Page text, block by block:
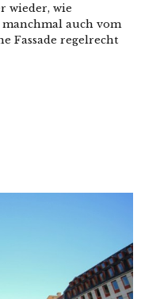
wieder, wie
manchmal auch vom
Fassade regelrecht